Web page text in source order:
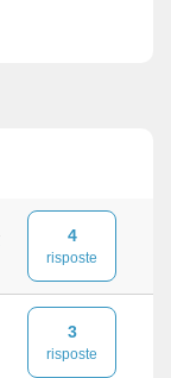
4
risposte
3
risposte